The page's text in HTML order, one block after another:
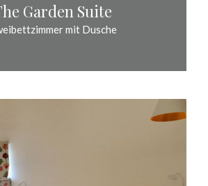
Garden Suite
mit Dusche